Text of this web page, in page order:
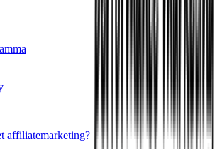
affiliatemarketing?